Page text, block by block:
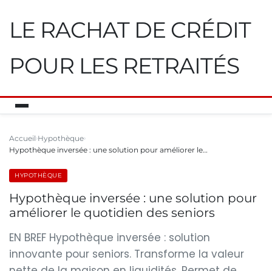
LE RACHAT DE CRÉDIT
POUR LES RETRAITÉS
Accueil Hypothèque
Hypothèque inversée : une solution pour améliorer le…
HYPOTHÈQUE
Hypothèque inversée : une solution pour
améliorer le quotidien des seniors
EN BREF Hypothèque inversée : solution
innovante pour seniors. Transforme la valeur